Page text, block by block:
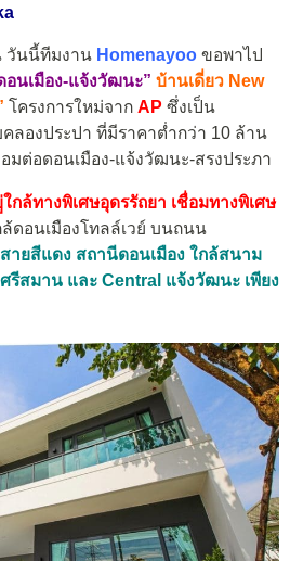
วันนี้ทีมงาน Homenayoo ขอพาไป
อนเมือง-แจ้งวัฒนะ” บ้านเดี่ยว New
โครงการใหม่จาก AP ซึ่งเป็น
ลองประปา ที่มีราคาต่ำกว่า 10 ล้าน
มต่อดอนเมือง-แจ้งวัฒนะ-สรงประภา
ใกล้ทางพิเศษอุดรรัถยา เชื่อมทางพิเศษ
ล้ดอนเมืองโทลล์เวย์ บนถนน
ายสีแดง สถานีดอนเมือง ใกล้สนาม
รีสมาน และ Central แจ้งวัฒนะ เพียง